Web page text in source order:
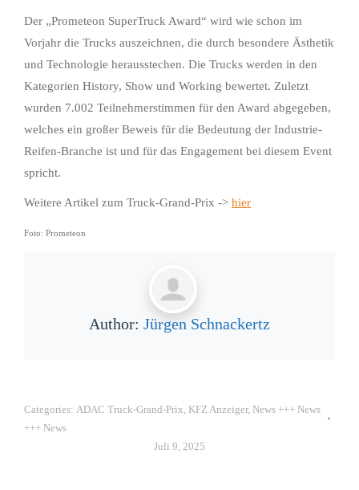
Der „Prometeon SuperTruck Award“ wird wie schon im
Vorjahr die Trucks auszeichnen, die durch besondere Ästhetik
und Technologie herausstechen. Die Trucks werden in den
Kategorien History, Show und Working bewertet. Zuletzt
wurden 7.002 Teilnehmerstimmen für den Award abgegeben,
welches ein großer Beweis für die Bedeutung der Industrie-
Reifen-Branche ist und für das Engagement bei diesem Event
spricht.
Weitere Artikel zum Truck-Grand-Prix -> hier
Foto: Prometeon
Author: Jürgen Schnackertz
Categories: ADAC Truck-Grand-Prix KFZ Anzeiger, News +++ News
+++ News
Juli 9, 2025